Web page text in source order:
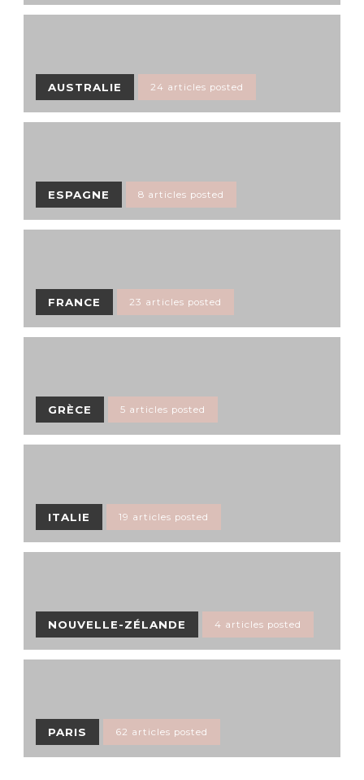
AUSTRALIE 24 articles posted
ESPAGNE 8 articles posted
FRANCE 23 articles posted
GRÈCE 5 articles posted
ITALIE 19 articles posted
NOUVELLE-ZÉLANDE 4 articles posted
PARIS 62 articles posted